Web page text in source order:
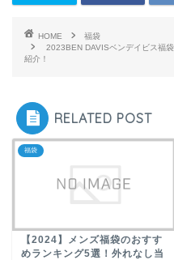
HOME
福袋
2023BEN DAVISベンデイビス福
紹介！
RELATED POST
福袋
【2024】メンズ福袋のおすす
めランキング5選！外れなし当